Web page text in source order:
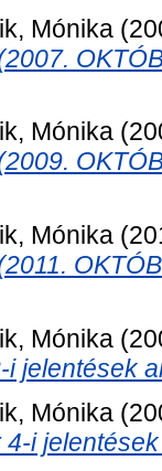
Mónika
Mónika
Mónika
Mónika
i jelentések
Mónika
i